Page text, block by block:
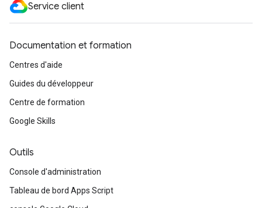
Service client
Documentation et formation
Centres d'aide
Guides du développeur
Centre de formation
Google Skills
Outils
Console d'administration
Tableau de bord Apps Script